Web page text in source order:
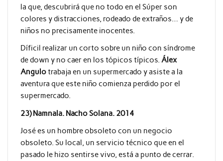
la que, descubrirá que no todo en el Súper son
colores y distracciones, rodeado de extraños… y de
niños no precisamente inocentes.
Díficil realizar un corto sobre un niño con síndrome
de down y no caer en los tópicos típicos. Álex
Angulotrabaja en un supermercado y asiste a la
aventura que este niño comienza perdido por el
supermercado.
23) Namnala. Nacho Solana. 2014
José es un hombre obsoleto con un negocio
obsoleto. Su local, un servicio técnico que en el
pasado le hizo sentirse vivo, está a punto de cerrar.